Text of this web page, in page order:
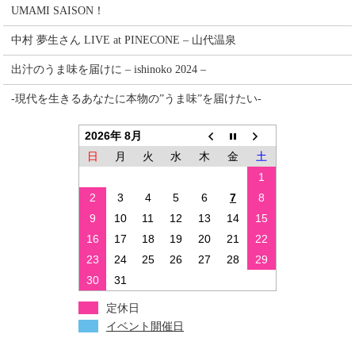
UMAMI SAISON！
中村 夢生さん LIVE at PINECONE – 山代温泉
出汁のうま味を届けに – ishinoko 2024 –
-現代を生きるあなたに本物の”うま味”を届けたい-
2026年 8月
日
月 火 水 木 金
土
1
2
3 4 5 6 7
8
9
10 11 12 13 14
15
16
17 18 19 20 21
22
23
24 25 26 27 28
29
30
31
定休日
イベント開催日